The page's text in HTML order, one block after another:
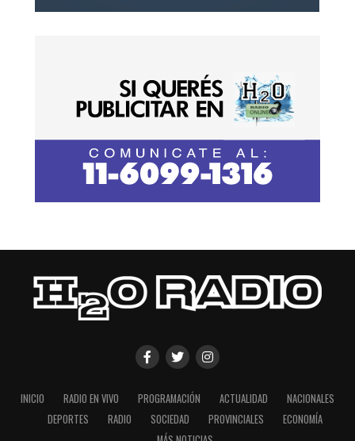
INICIO RADIO EN VIVO PROGRAMACIÓN ACTUALIDAD
NACIONALES
DEPORTES
RADIO SOCIEDAD PROVINCIALES
ECONOMÍA